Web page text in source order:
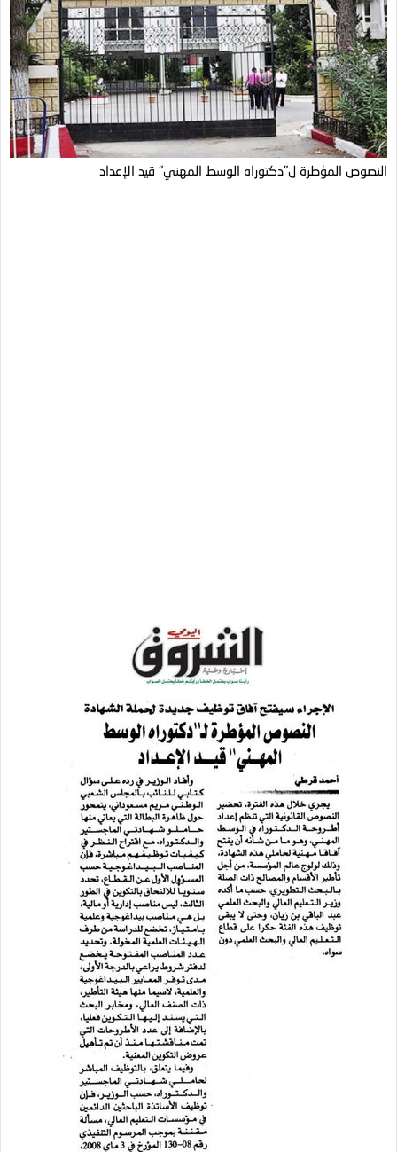
النصوص المؤطرة ل"دكتوراه الوسط المهني" قيد الإعداد